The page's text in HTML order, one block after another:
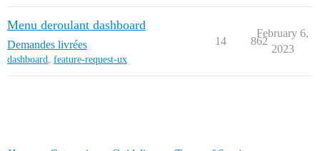
Menu deroulant dashboard
Demandes livrées
dashboard feature-request-ux
14 862
February 6,
2023